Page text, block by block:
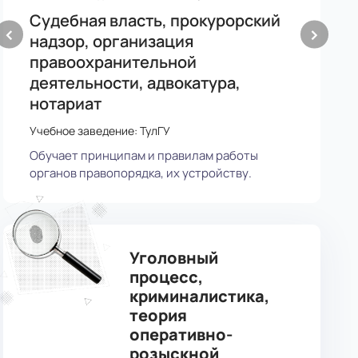
‹
Судебная власть, прокурорский
надзор, организация
правоохранительной
деятельности, адвокатура,
нотариат
Учебное заведение: ТулГУ
Обучает принципам и правилам работы
органов правопорядка, их устройству.
›
Уголовный
процесс,
криминалистика,
теория
оперативно-